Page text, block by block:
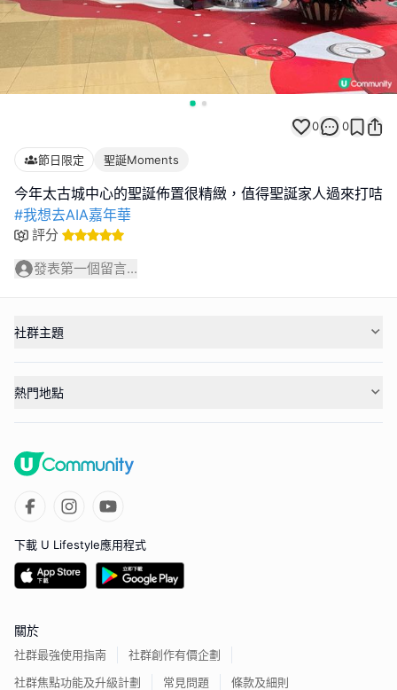
0 0
節日限定 聖誕Moments
#我想去AIA嘉年華
評分
發表第一個留言...
社群主題
熱門地點
下載 U Lifestyle應用程式
關於
社群最強使用指南
社群創作有價企劃
社群焦點功能及升級計劃
常見問題 條款及細則